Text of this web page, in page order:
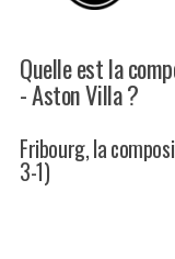
Quelle est la
- Aston Villa ?
Fribourg, la
3-1)